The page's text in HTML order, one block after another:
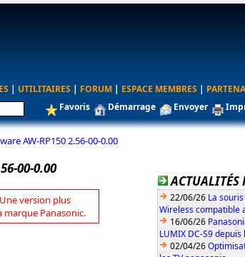
| UTILITAIRES | FORUM | ESPACE MEMBRES |
Favoris Démarrage Envoyer
AW-RP150 2.56-00-0.00
00-0.00
version plus
marque Panasonic.
ACTUALITÉS
22/06/26 La
Wireless compatible
16/06/26
LUMIX DC-S9 depuis
02/04/26